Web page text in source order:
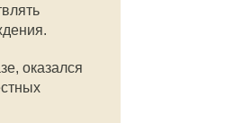
оказался